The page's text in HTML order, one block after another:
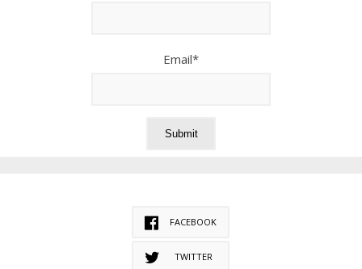
Email*
FACEBOOK
TWITTER